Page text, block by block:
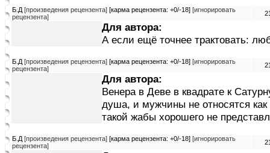
Б.Д [произведения рецензента] [карма рецензента: +0/-18] [игнорировать
рецензента]
Для автора:
А если ещё точнее трактовать:
Б.Д [произведения рецензента] [карма рецензента: +0/-18] [игнорировать
рецензента]
Для автора:
Венера в Деве в квадрате к
душа, и мужчины не относятся
такой жабы хорошего не
Б.Д [произведения рецензента] [карма рецензента: +0/-18] [игнорировать
рецензента]